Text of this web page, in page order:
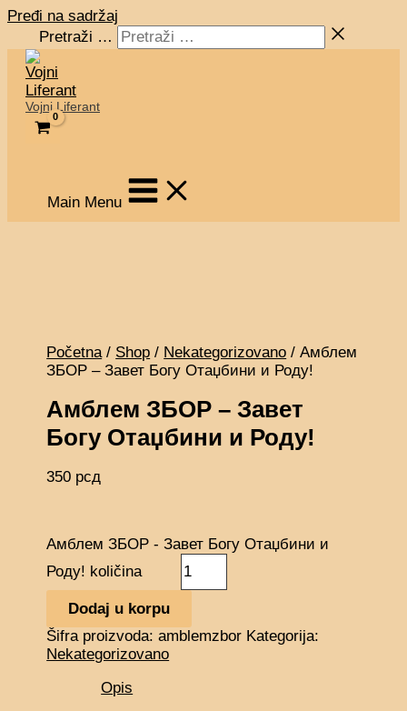
Pređi na sadržaj
Pretraži …
Vojni Liferant
Main Menu
Početna/ Shop / Nekategorizovano / Амблем
ЗБОР – Завет Богу Отаџбини и Роду!
Амблем ЗБОР – Завет
Богу Отаџбини и Роду!
350 рсд
Амблем ЗБОР - Завет Богу Отаџбини и
Роду! količina
Dodaj u korpu
Šifra proizvoda:amblemzbor Kategorija:
Nekategorizovano
Opis